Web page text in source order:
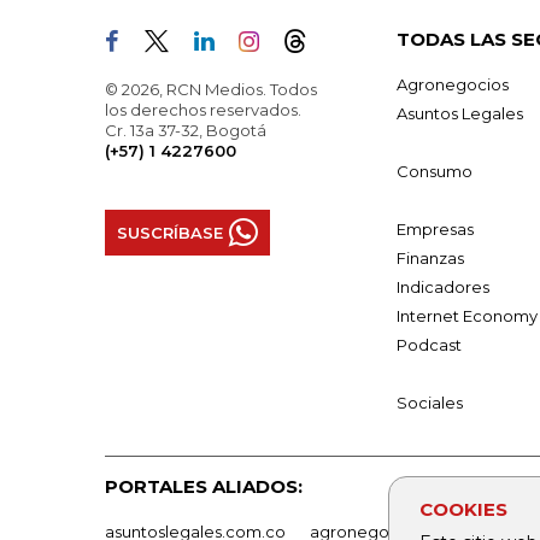
COOKIES
© 2026, RCN Medios. Todos
los derechos reservados.
Cr. 13a 37-32, Bogotá
(+57) 1 4227600
SUSCRÍBASE
TODAS LAS
Agronegocios
Asuntos Legales
Consumo
Empresas
Finanzas
Indicadores
Internet Economy
Podcast
Sociales
PORTALES ALIADOS:
asuntoslegales.com.co agronegocios.co